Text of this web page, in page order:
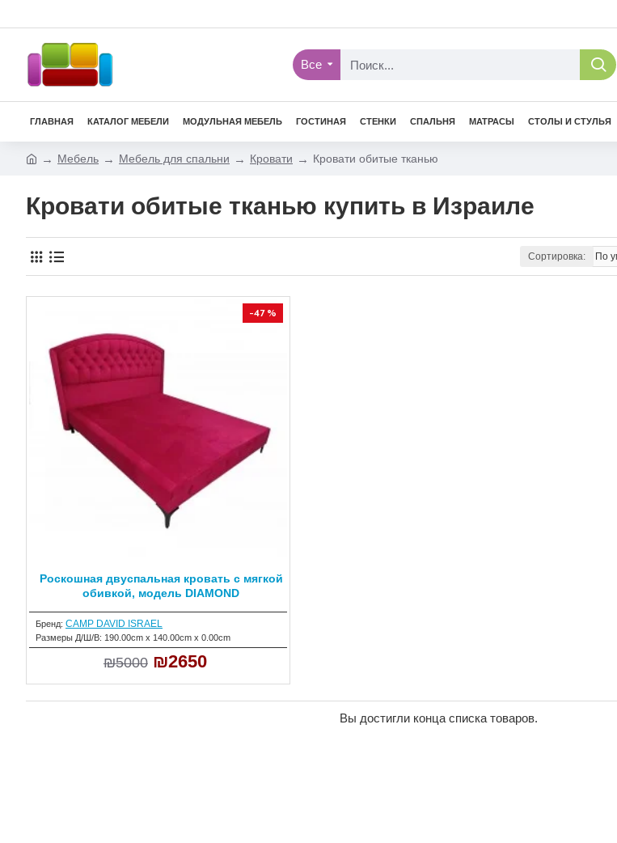
Все
ГЛАВНАЯ КАТАЛОГ МЕБЕЛИ МОДУЛЬНАЯ МЕБЕЛЬ ГОСТИНАЯ СТЕНКИ СПАЛЬНЯ МАТРАСЫ СТОЛЫ И СТУЛЬЯ
Мебель Мебель для спальни Кровати Кровати обитые тканью
Кровати обитые тканью купить в Израиле
Сортировка:
-47 %
Бренд: CAMP DAVID ISRAEL
Размеры Д/Ш/В: 190.00cm x 140.00cm x 0.00cm
Роскошная двуспальная кровать с мягкой
обивкой, модель DIAMOND
₪5000 ₪2650
Вы достигли конца списка товаров.